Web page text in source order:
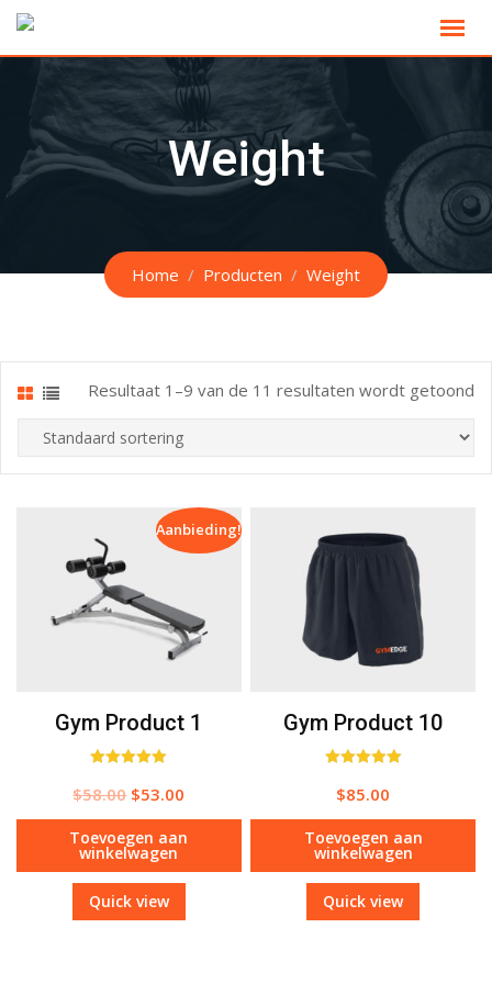
Skip
content
Weight
Home Producten Weight
Resultaat 1–9 van de 11 resultaten wordt getoond
Aanbieding!
Gym Product 1
5.00
uit 5
$58.00 $53.00
Toevoegen aan
winkelwagen
Quick view
Gym Product 10
5.00
$85.00
Toevoegen aan
winkelwagen
Quick view